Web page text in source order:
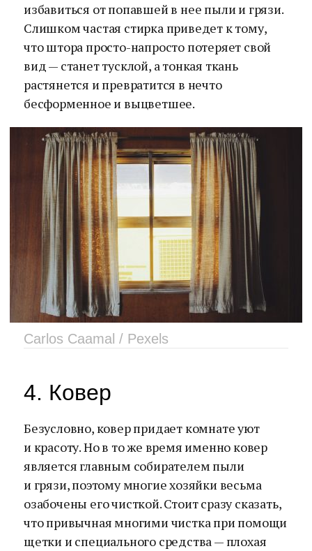
избавиться от попавшей в нее пыли и грязи.
Слишком частая стирка приведет к тому,
что штора просто-напросто потеряет свой
вид — станет тусклой, а тонкая ткань
растянется и превратится в нечто
бесформенное и выцветшее.
Carlos Caamal / Pexels
4. Ковер
Безусловно, ковер придает комнате уют
и красоту. Но в то же время именно ковер
является главным собирателем пыли
и грязи, поэтому многие хозяйки весьма
озабочены его чисткой. Стоит сразу сказать,
что привычная многими чистка при помощи
щетки и специального средства — плохая